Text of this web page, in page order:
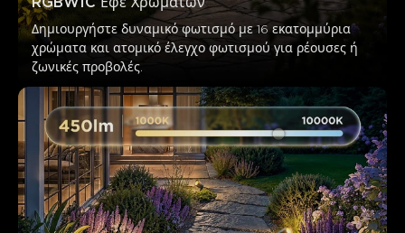
Δημιουργήστε δυναμικό φωτισμό με 16 εκατομμύρια
χρώματα και ατομικό έλεγχο φωτισμού για ρέουσες ή
ζωνικές προβολές.